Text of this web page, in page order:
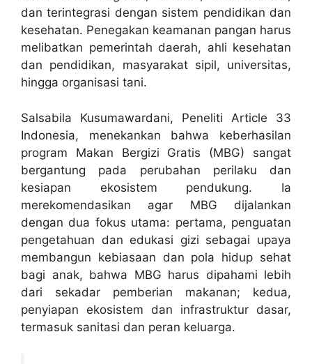
dan terintegrasi dengan sistem pendidikan dan
kesehatan. Penegakan keamanan pangan harus
melibatkan pemerintah daerah, ahli kesehatan
dan pendidikan, masyarakat sipil, universitas,
hingga organisasi tani.
Salsabila Kusumawardani, Peneliti Article 33
Indonesia, menekankan bahwa keberhasilan
program Makan Bergizi Gratis (MBG) sangat
bergantung pada perubahan perilaku dan
kesiapan ekosistem pendukung. Ia
merekomendasikan agar MBG dijalankan
dengan dua fokus utama: pertama, penguatan
pengetahuan dan edukasi gizi sebagai upaya
membangun kebiasaan dan pola hidup sehat
bagi anak, bahwa MBG harus dipahami lebih
dari sekadar pemberian makanan; kedua,
penyiapan ekosistem dan infrastruktur dasar,
termasuk sanitasi dan peran keluarga.